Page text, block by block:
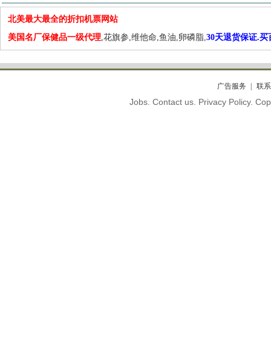
北美最大最全的折扣机票网站
美国名厂保健品一级代理,花旗参,维他命,鱼油,卵磷脂,30天退货保证.买
广告服务 联
Jobs. Contact us. Privacy Policy.